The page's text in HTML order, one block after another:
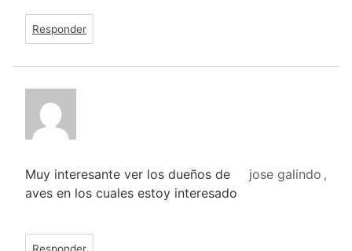
Responder
jose galindo ,
Muy interesante ver los dueños de
aves en los cuales estoy interesado
Responder